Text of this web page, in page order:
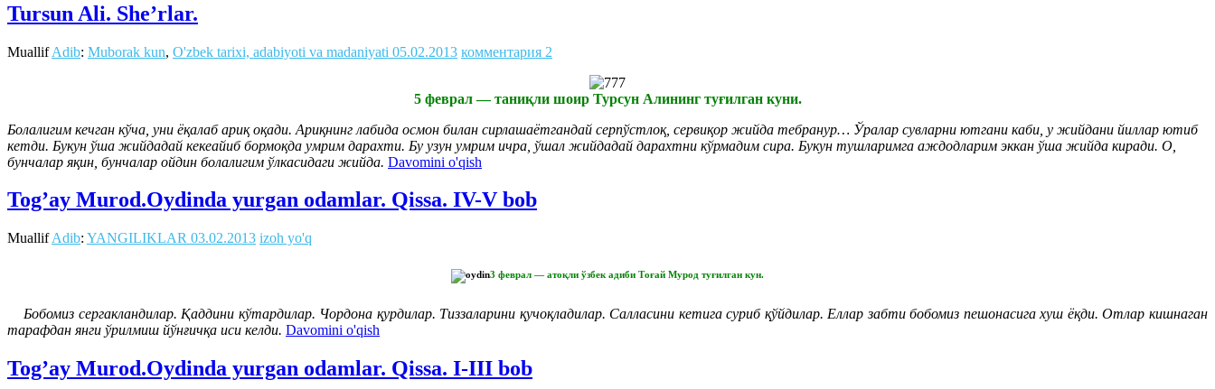
Tursun Ali. She’rlar.
MuallifAdib: Muborak kun, O'zbek tarixi, adabiyoti va madaniyati 05.02.2013 комментария 2
5 феврал — таниқли шоир Турсун Алининг туғилган куни.
Болалигим кечган кўча, уни ёқалаб ариқ оқади. Ариқнинг лабида осмон билан сирлашаётгандай серпўстлоқ, сервиқор жийда тебранур… Ўралар сувларни ютгани каби, у жийдани йиллар ютиб
кетди. Букун ўша жийдадай кекеайиб бормоқда умрим дарахти. Бу узун умрим ичра, ўшал жийдадай дарахтни кўрмадим сира. Букун тушларимга аждодларим эккан ўша жийда киради. О,
бунчалар яқин, бунчалар ойдин болалигим ўлкасидаги жийда. Davomini o'qish
Tog’ay Murod.Oydinda yurgan odamlar. Qissa. IV-V bob
MuallifAdib: YANGILIKLAR 03.02.2013 izoh yo'q
3 феврал — атоқли ўзбек адиби Тоғай Мурод туғилган кун.
Бобомиз сергакландилар. Қаддини кўтардилар. Чордона қурдилар. Тиззаларини қучоқладилар. Салласини кетига суриб қўйдилар. Еллар забти бобомиз пешонасига хуш ёқди. Отлар кишнаган
тарафдан янги ўрилмиш йўнғичқа иси келди. Davomini o'qish
Tog’ay Murod.Oydinda yurgan odamlar. Qissa. I-III bob